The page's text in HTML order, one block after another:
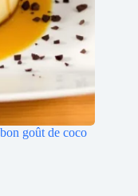
goût de coco